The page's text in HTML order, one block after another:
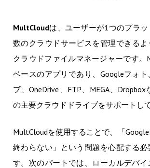
MultCloudは、ユーザーが1つのプラ
数のクラウドサービスを管理できる
クラウドファイルマネージャーです。
ベースのアプリであり、Googleフォト
ブ、OneDrive、FTP、MEGA、
の主要クラウドドライブをサポートし
MultCloudを使用することで、「
終わらない」という問題を心配する必
す。次のパートでは、ローカルデバイ